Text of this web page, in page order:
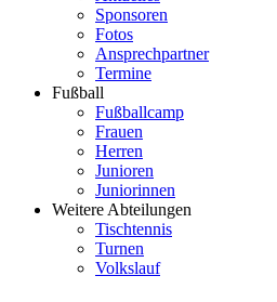
Sponsoren
Fotos
Ansprechpartner
Termine
Fußball
Fußballcamp
Frauen
Herren
Junioren
Juniorinnen
Weitere Abteilungen
Tischtennis
Turnen
Volkslauf